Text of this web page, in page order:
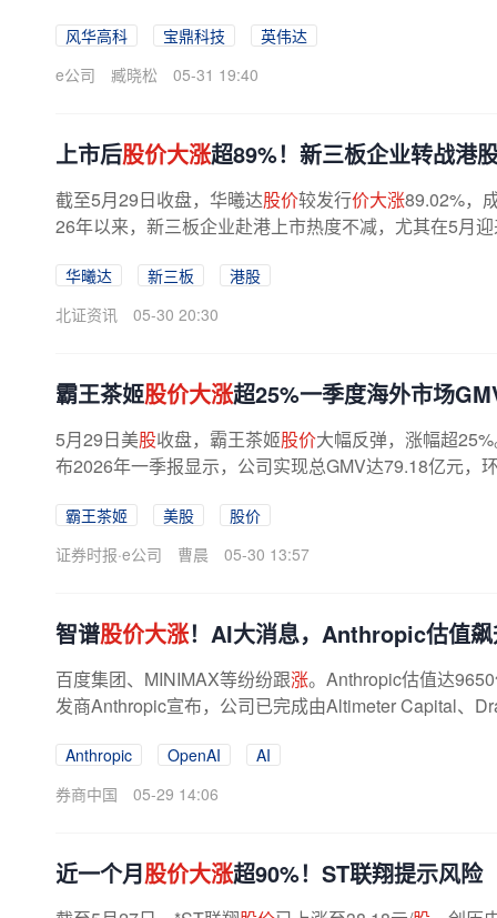
风华高科 宝鼎科技
英伟达
e公司
臧晓松 05-31 19:40
上市后股价大涨超89%！新三板企业转战港
截至5月29日收盘，华曦达股价较发行价大涨89.02%，
26年以来，新三板企业赴港上市热度不减，尤其在5月
华曦达 新三板
港股
北证资讯
05-30 20:30
霸王茶姬股价大涨超25%一季度海外市场
5月29日美股收盘，霸王茶姬股价大幅反弹，涨幅超
布2026年一季报显示，公司实现总GMV达79.18亿元，
霸王茶姬 美股
股价
证券时报·e公司
曹晨 05-30 13:57
智谱股价大涨！AI大消息，Anthropic估值
百度集团、MINIMAX等纷纷跟涨。Anthropic估值达
发商Anthropic宣布，公司已完成由Altimeter Capital、
Anthropic OpenAI
AI
券商中国
05-29 14:06
近一个月股价大涨超90%！ST联翔提示风险